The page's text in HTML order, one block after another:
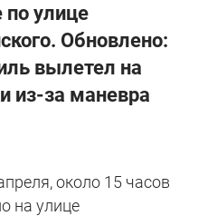
по улице
Обновлено:
вылетел на
из-за маневра
около 15 часов
на улице